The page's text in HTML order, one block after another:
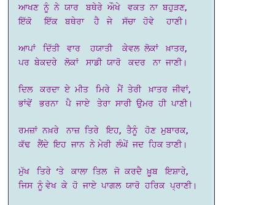
ਆਖਣ ਨੂੰ ਨੇ ਯਾਰ ਬਥੇਰੇ ਔਖੇ ਵਕਤ ਨਾ ਬਹੁੜਣ,
ਇੱਕੋ ਇੱਕ ਬਥੇਰਾ ਹੈ ਜੇ ਸੱਚਾ ਹੋਵੇ ਹਾਣੀ।
ਆਪਾਂ ਦਿੱਤੀ ਵਾਰ ਹਯਾਤੀ ਕੇਵਲ ਲੋਕਾਂ ਖ਼ਾਤਰ,
ਪਰ ਬੇਕਦਰੇ ਲੋਕਾਂ ਸਾਡੀ ਯਾਰੋ ਕਦਰ ਨਾ ਜਾਣੀ।
ਦਿਲ ਕਰਦਾ ਏ ਮੀਤ ਮਿਰੇ ਮੈਂ ਤੇਰੀ ਖ਼ਾਤਰ ਜੀਵਾਂ,
ਭਾਂਵੇਂ ਭਰਨਾ ਪੈ ਜਾਏ ਤੇਰਾ ਸਾਰੀ ਉਮਰ ਹੀ ਪਾਣੀ।
ਰਮਜ਼ਾਂ ਨਖ਼ਰੇ ਨਾਜ਼ ਤਿਰੇ ਇਹ, ਤੈਨੂੰ ਹੋਣ ਮੁਬਾਰਕ,
ਕੱਢ ਲੈਂਦੇ ਇਹ ਜਾਨ ਨੇ ਮੇਰੀ ਲੰਘੇਂ ਜਦ ਹਿਕ ਤਾਣੀ।
ਮੁੱਖ ਤਿਰੇ ‘ਤੇ ਕਾਲਾ ਤਿਲ ਜੋ ਕਰਦੈ ਖ਼ੂਬ ਇਸ਼ਾਰੇ,
ਜਿਸ ਨੂੰ ਵੇਖ ਕੇ ਹੋ ਜਾਏ ਪਾਗਲ ਯਾਰੋ ਹਰਿਕ ਪ੍ਰਾਣੀ।